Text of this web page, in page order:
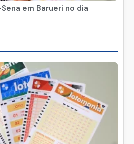
em Barueri no dia